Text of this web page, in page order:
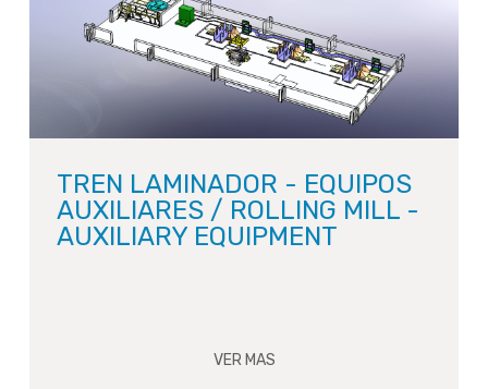
TREN LAMINADOR - EQUIPOS
AUXILIARES / ROLLING MILL -
AUXILIARY EQUIPMENT
VER MAS